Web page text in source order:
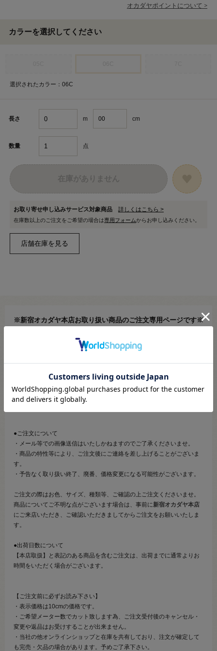
オカダヤポイントについて >
カラーを選択してください
選択されたカラー：06C
長さ m cm
数量 点
お取り寄せ申し込みサービス対象商品 詳しくはこちら >
在庫数以上のご注文をご希望の場合は専用フォームからお申し込みください。
※新宿オカダヤ本店お取り扱い商品のご注文専用ページです※
をご確認いただいた上でご注文いただけるページです。
口では承っておりません。
併せて下記のご説明事項につきましてもご確認、ご了承の上、ご注
文いただきますようお願いいたします。
●ご注文について
・メール等での画像送信はいたしかねますのでご了承くださいませ。
・商品の特性等により、ご注文後にご連絡を差し上げることがございま
す。
・予告なく取り扱い終了、廃番、価格変更になる可能性がございます。
ご注文の際はお色、サイズ、種類等、ご確認の上ご注文くださいませ。
商品についてご不明な点がございます場合は、事前に新宿オカダヤ本店
にご来店いただき、ご確認いただきましてからご注文をお願いいたしま
す。
●出荷日数について
【本店取扱】と表記のある商品を含むご注文は、出荷までに通常よりお
時間をいただく場合がございます。
【ご注文前に必ずお読み下さい】
・表示価格は10cmの価格です。
・ご希望メーター数でカット致します為、ご注文受付後のキャンセル・
変更や返品はお受けすることが出来ません。
・当社の他オンラインショップと在庫を共有しており、注文が確定して
も完売・欠品の場合があります。予めご了承下さい。